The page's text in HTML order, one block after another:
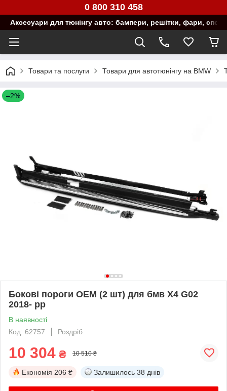
0 800 310 458
Аксесуари для тюнінгу авто: бампери, решітки, фари,
Товари та послуги Товари для автотюнінгу на BMW
–2%
Бокові пороги OEM (2 шт) для бмв X4 G02
2018- рр
В наявності
Код: 62757
Роздріб
10 304 ₴ 10 510 ₴
Економія 206 ₴ Залишилось 38 днів